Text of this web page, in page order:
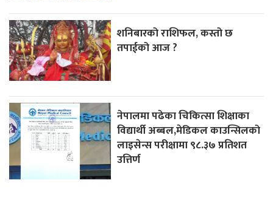
शनिबारको राशिफल, कस्तो छ
तपाईको आज ?
नेपालमा पढेका चिकित्सा शिक्षाका
विद्यार्थी अब्बल,मेडिकल काउन्सिलको
लाइसेन्स परीक्षामा ९८.३७ प्रतिशत
उत्तिर्ण